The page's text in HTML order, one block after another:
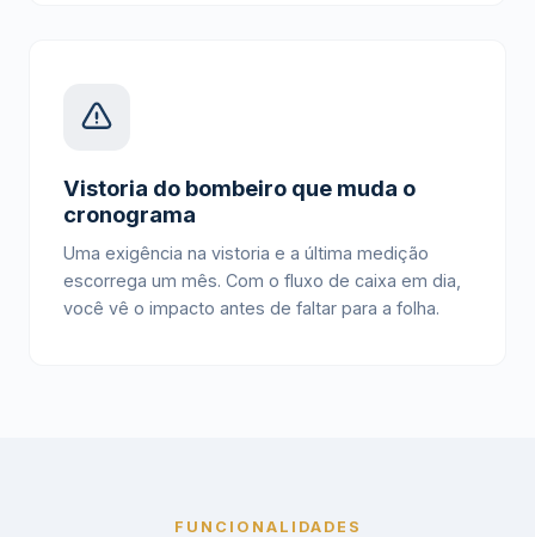
Vistoria do bombeiro que muda o
cronograma
Uma exigência na vistoria e a última medição
escorrega um mês. Com o fluxo de caixa em dia,
você vê o impacto antes de faltar para a folha.
FUNCIONALIDADES